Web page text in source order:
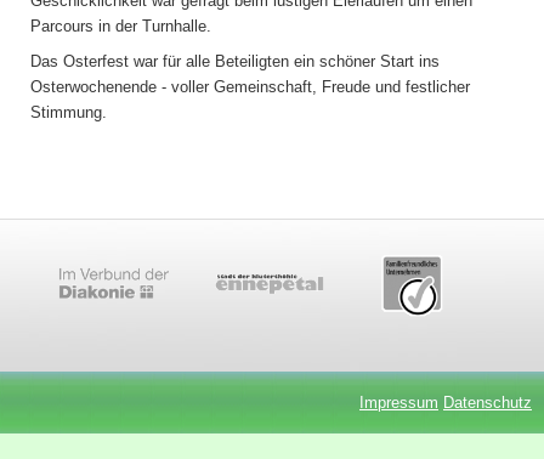
Parcours in der Turnhalle.
Das Osterfest war für alle Beteiligten ein schöner Start ins
Osterwochenende - voller Gemeinschaft, Freude und festlicher
Stimmung.
Impressum Datenschutz